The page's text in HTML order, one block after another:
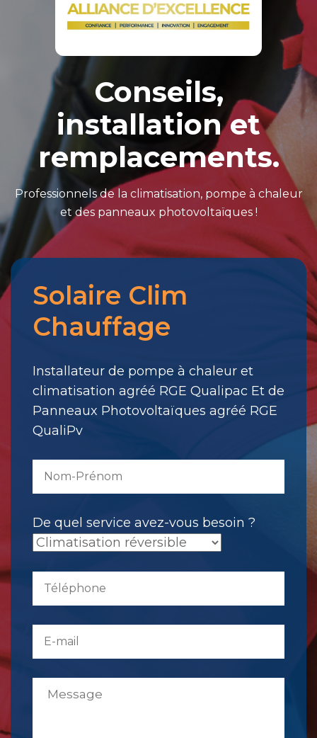
Conseils,
installation et
remplacements.
Professionnels de la climatisation, pompe à chaleur
et des panneaux photovoltaïques !
Merci
pour
votre
Il
a
été
envoyé.
Solaire Clim
Chauffage
Installateur de pompe à chaleur et
climatisation agréé RGE Qualipac Et de
Panneaux Photovoltaïques agréé RGE
QualiPv
De quel service avez-vous besoin ?